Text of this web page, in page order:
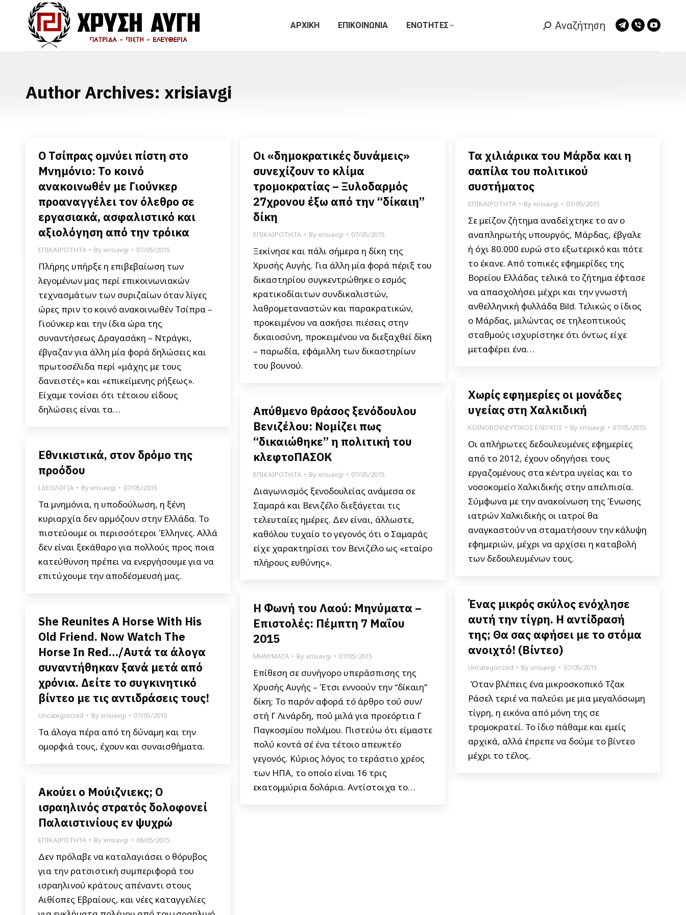
ΑΡΧΙΚΗ ΕΠΙΚΟΙΝΩΝΙΑ ΕΝΟΤΗΤΕΣ Search:
Αναζήτηση
Telegram
Viber
Author Archives: xrisiavgi
Ο Τσίπρας ομνύει πίστη στο
Μνημόνιο: To κοινό
ανακοινωθέν με Γιούνκερ
προαναγγέλει τον όλεθρο σε
εργασιακά, ασφαλιστικό και
αξιολόγηση από την τρόικα
ΕΠΙΚΑΙΡΟΤΗΤΑ Byxrisiavgi 07/05/2015
Πλήρης υπήρξε η επιβεβαίωση των
λεγομένων μας περί επικοινωνιακών
τεχνασμάτων των συριζαίων όταν λίγες
ώρες πριν το κοινό ανακοινωθέν Τσίπρα –
Γιούνκερ και την ίδια ώρα της
συναντήσεως Δραγασάκη – Ντράγκι,
έβγαζαν για άλλη μία φορά δηλώσεις και
πρωτοσέλιδα περί «μάχης με τους
δανειστές» και «επικείμενης ρήξεως».
Είχαμε τονίσει ότι τέτοιου είδους
δηλώσεις είναι τα…
Οι «δημοκρατικές δυνάμεις»
συνεχίζουν το κλίμα
τρομοκρατίας – Ξυλοδαρμός
27χρονου έξω από την “δίκαιη”
δίκη
ΕΠΙΚΑΙΡΟΤΗΤΑ Byxrisiavgi 07/05/2015
Ξεκίνησε και πάλι σήμερα η δίκη της
Χρυσής Αυγής. Για άλλη μία φορά πέριξ του
δικαστηρίου συγκεντρώθηκε ο εσμός
κρατικοδίαιτων συνδικαλιστών,
λαθρομεταναστών και παρακρατικών,
προκειμένου να ασκήσει πιέσεις στην
δικαιοσύνη, προκειμένου να διεξαχθεί δίκη
– παρωδία, εφάμιλλη των δικαστηρίων
του βουνού.
Τα χιλιάρικα του Μάρδα και η
σαπίλα του πολιτικού
συστήματος
ΕΠΙΚΑΙΡΟΤΗΤΑ Byxrisiavgi 07/05/2015
Σε μείζον ζήτημα αναδείχτηκε το αν ο
αναπληρωτής υπουργός, Μάρδας, έβγαλε
ή όχι 80.000 ευρώ στο εξωτερικό και πότε
το έκανε. Από τοπικές εφημερίδες της
Βορείου Ελλάδας τελικά το ζήτημα έφτασε
να απασχολήσει μέχρι και την γνωστή
ανθελληνική φυλλάδα Bild. Τελικώς ο ίδιος
ο Μάρδας, μιλώντας σε τηλεοπτικούς
σταθμούς ισχυρίστηκε ότι όντως είχε
μεταφέρει ένα…
Χωρίς εφημερίες οι μονάδες
υγείας στη Χαλκιδική
ΚΟΙΝΟΒΟΥΛΕΥΤΙΚΟΣ ΕΛΕΓΧΟΣ Byxrisiavgi 07/05/2015
Οι απλήρωτες δεδουλευμένες εφημερίες
από το 2012, έχουν οδηγήσει τους
εργαζομένους στα κέντρα υγείας και το
νοσοκομείο Χαλκιδικής στην απελπισία.
Σύμφωνα με την ανακοίνωση της Ένωσης
ιατρών Χαλκιδικής οι ιατροί θα
αναγκαστούν να σταματήσουν την κάλυψη
εφημεριών, μέχρι να αρχίσει η καταβολή
των δεδουλευμένων τους.
Απύθμενο θράσος ξενόδουλου
Βενιζέλου: Νομίζει πως
“δικαιώθηκε” η πολιτική του
κλεφτοΠΑΣΟΚ
ΕΠΙΚΑΙΡΟΤΗΤΑ Byxrisiavgi 07/05/2015
Διαγωνισμός ξενοδουλείας ανάμεσα σε
Σαμαρά και Βενιζέλο διεξάγεται τις
τελευταίες ημέρες. Δεν είναι, άλλωστε,
καθόλου τυχαίο το γεγονός ότι ο Σαμαράς
είχε χαρακτηρίσει τον Βενιζέλο ως «εταίρο
πλήρους ευθύνης».
Εθνικιστικά, στον δρόμο της
προόδου
ΙΔΕΟΛΟΓΙΑ Byxrisiavgi 07/05/2015
Τα μνημόνια, η υποδούλωση, η ξένη
κυριαρχία δεν αρμόζουν στην Ελλάδα. To
πιστεύουμε οι περισσότεροι Έλληνες. Αλλά
δεν είναι ξεκάθαρο για πολλούς προς ποια
κατεύθυνση πρέπει να ενεργήσουμε για να
επιτύχουμε την αποδέσμευσή μας.
Ένας μικρός σκύλος ενόχλησε
αυτή την τίγρη. Η αντίδρασή
της; Θα σας αφήσει με το στόμα
ανοιχτό! (Βίντεο)
Uncategorized Byxrisiavgi 07/05/2015
Όταν βλέπεις ένα μικροσκοπικό Τζακ
Ράσελ τεριέ να παλεύει με μια μεγαλόσωμη
τίγρη, η εικόνα από μόνη της σε
τρομοκρατεί. Το ίδιο πάθαμε και εμείς
αρχικά, αλλά έπρεπε να δούμε το βίντεο
μέχρι το τέλος.
Η Φωνή του Λαού: Μηνύματα –
Επιστολές: Πέμπτη 7 Μαΐου
2015
ΜΗΝΥΜΑΤΑ Byxrisiavgi 07/05/2015
Επίθεση σε συνήγορο υπεράσπισης της
Χρυσής Αυγής – Έτσι εννοούν την “δίκαιη”
δίκη; Το παρόν αφορά τό άρθρο τού συν/
στή Γ Λινάρδη, πού μιλά για προεόρτια Γ
Παγκοσμίου πολέμου. Πιστεύω ότι είμαστε
πολύ κοντά σέ ένα τέτοιο απευκτέο
γεγονός. Κύριος λόγος το τεράστιο χρέος
των ΗΠΑ, το οποίο είναι 16 τρις
εκατομμύρια δολάρια. Αντίστοιχα το…
She Reunites A Horse With His
Old Friend. Now Watch The
Horse In Red…/Αυτά τα άλογα
συναντήθηκαν ξανά μετά από
χρόνια. Δείτε το συγκινητικό
βίντεο με τις αντιδράσεις τους!
Uncategorized Byxrisiavgi 07/05/2015
Τα άλογα πέρα από τη δύναμη και την
ομορφιά τους, έχουν και συναισθήματα.
Ακούει ο Μούιζνιεκς; Ο
ισραηλινός στρατός δολοφονεί
Παλαιστινίους εν ψυχρώ
ΕΠΙΚΑΙΡΟΤΗΤΑ Byxrisiavgi 06/05/2015
Δεν πρόλαβε να καταλαγιάσει ο θόρυβος
για την ρατσιστική συμπεριφορά του
ισραηλινού κράτους απέναντι στους
Αιθίοπες Εβραίους, και νέες καταγγελίες